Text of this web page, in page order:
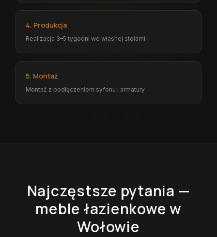
4. Produkcja
Realizacja 3–5 tygodni we własnej stolarni.
5. Montaż
Montaż z podłączeniem syfonu i armatury.
Najczęstsze pytania —
meble łazienkowew
Wołowie